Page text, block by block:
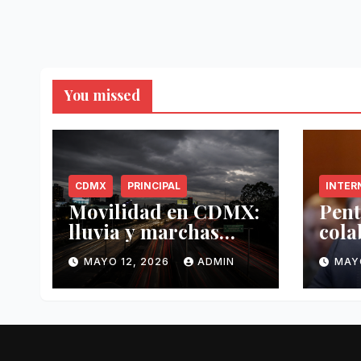
You missed
CDMX PRINCIPAL
Movilidad en CDMX:
lluvia y marchas
complican tráfico
este 12 de mayo
MAYO 12, 2026 ADMIN